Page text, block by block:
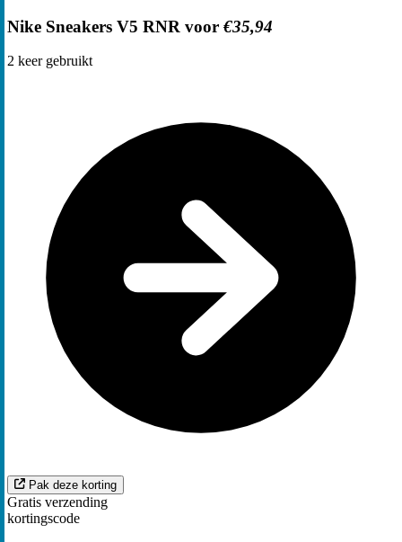
Nike Sneakers V5 RNR voor €35,94
2 keer gebruikt
Pak deze korting
Gratis verzending
kortingscode